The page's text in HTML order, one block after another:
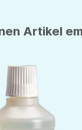
Artikel